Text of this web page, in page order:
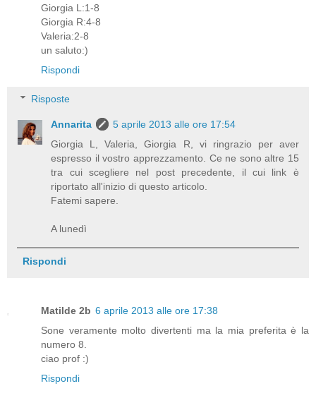
Giorgia L:1-8
Giorgia R:4-8
Valeria:2-8
un saluto:)
Rispondi
Risposte
Annarita
5 aprile 2013 alle ore 17:54
Giorgia L, Valeria, Giorgia R, vi ringrazio per aver
espresso il vostro apprezzamento. Ce ne sono altre 15
tra cui scegliere nel post precedente, il cui link è
riportato all'inizio di questo articolo.
Fatemi sapere.
A lunedì
Rispondi
Matilde 2b 6 aprile 2013 alle ore 17:38
Sone veramente molto divertenti ma la mia preferita è la
numero 8.
ciao prof :)
Rispondi